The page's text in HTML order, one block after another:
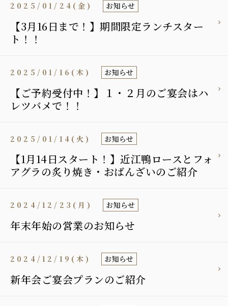
【3月16日まで！】期間限定ランチスター
ト！！
2025/01/24(金) お知らせ
【ご予約受付中！】１・２月のご宴会はハ
レツバメで！！
2025/01/16(木) お知らせ
【1月14日スタート！】近江鴨ロースとフォ
アグラの炙り焼き・おばんざいのご紹介
2025/01/14(火) お知らせ
年末年始の営業のお知らせ
2024/12/23(月) お知らせ
新年会ご宴会プランのご紹介
2024/12/19(木) お知らせ